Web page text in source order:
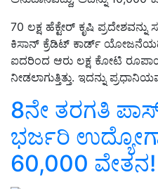
70 ಲಕ್ಷ ಹೆಕ್ಟೇರ್ ಕೃಷಿ
ಕಿಸಾನ್ ಕ್ರೆಡಿಟ್ ಕಾರ್ಡ್
ಐದರಿಂದ ಆರು ಲಕ್ಷ ಕೋಟಿ
ನೀಡಲಾಗುತ್ತಿತ್ತು. ಇದನ್ನು
8ನೇ ತರಗತಿ
ಭರ್ಜರಿ
60,000 ವೇತನ!